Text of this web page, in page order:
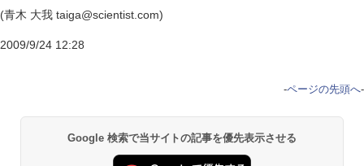
(青木 大我 taiga@scientist.com)
2009/9/24 12:28
-ページの先頭へ-
Google 検索で当サイトの記事を優先表示させる